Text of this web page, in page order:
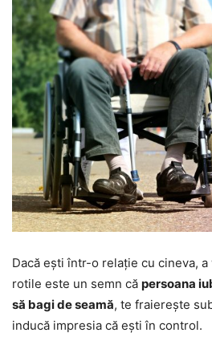
Dacă ești într-o relație cu cineva,
rotile este un semn că persoana
să bagi de seamă, te fraierește
inducă impresia că ești în control.